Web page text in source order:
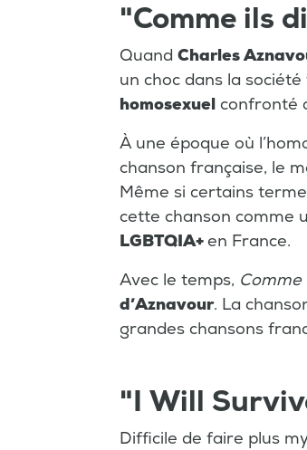
"Comme ils
Quand Charles
un choc dans la
homosexuel confronté
À une époque où
chanson française, le
Même si certains
cette chanson comme
LGBTQIA+en France.
Avec le temps, Comme
d’Aznavour. La
grandes chansons
"I Will
Difficile de faire plus